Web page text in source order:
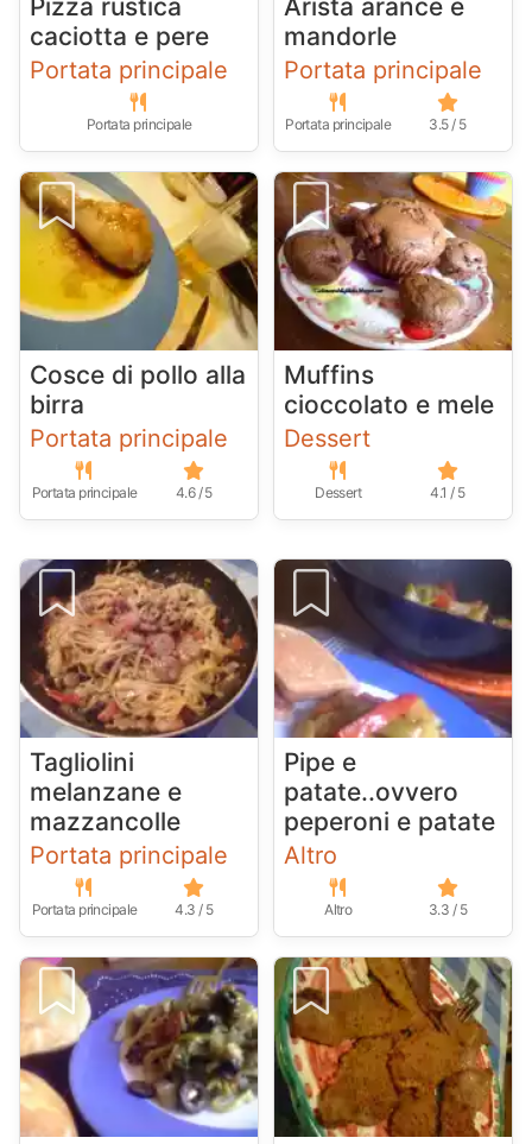
Pizza rustica
caciotta e pere
Portata principale
Portata principale
Arista arance e
mandorle
Portata principale
Portata principale 3.5 / 5
Cosce di pollo alla
birra
Portata principale
Portata principale 4.6 / 5
Muffins
cioccolato e mele
Dessert
Dessert 4.1 / 5
Tagliolini
melanzane e
mazzancolle
Portata principale
Portata principale 4.3 / 5
Pipe e
patate..ovvero
peperoni e patate
Altro
Altro 3.3 / 5